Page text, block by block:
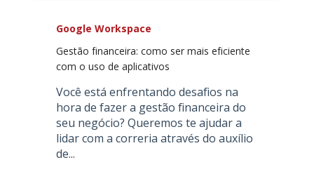
Google Workspace
Gestão financeira: como ser mais eficiente
com o uso de aplicativos
Você está enfrentando desafios na
hora de fazer a gestão financeira do
seu negócio? Queremos te ajudar a
lidar com a correria através do auxílio
de...